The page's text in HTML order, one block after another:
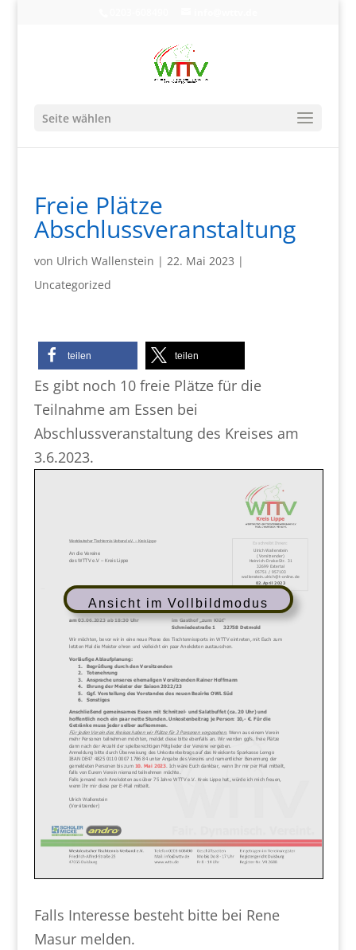
Seite wählen
Freie Plätze
Abschlussveranstaltung
von Ulrich Wallenstein | 22. Mai 2023 |
Uncategorized
teilen teilen
Es gibt noch 10 freie Plätze für die
Teilnahme am Essen bei
Abschlussveranstaltung des Kreises am
3.6.2023.
Ansicht im Vollbildmodus
Falls Interesse besteht bitte bei Rene
Masur melden.